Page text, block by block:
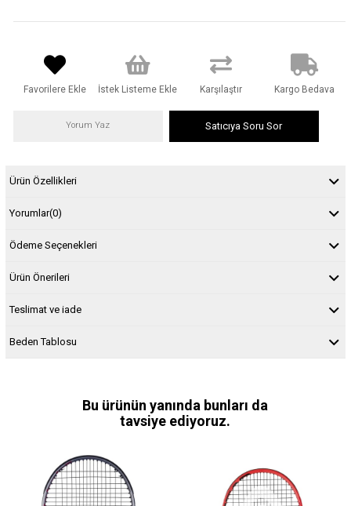
Favorilere Ekle İstek Listeme Ekle Karşılaştır Kargo Bedava
Yorum Yaz Satıcıya Soru Sor
Ürün Özellikleri
Yorumlar(0)
Ödeme Seçenekleri
Ürün Önerileri
Teslimat ve iade
Beden Tablosu
Bu ürünün yanında bunları da
tavsiye ediyoruz.